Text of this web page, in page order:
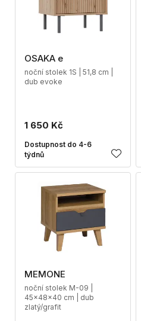
OSAKA e
noční stolek 1S | 51,8 cm |
dub evoke
1 650 Kč
Dostupnost do 4-6
týdnů
MEMONE
noční stolek M-09 |
45x48x40 cm | dub
zlatý/grafit